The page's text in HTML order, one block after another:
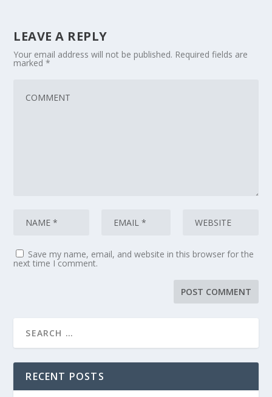
LEAVE A REPLY
Your email address will not be published. Required fields are
marked*
Save my name, email, and website in this browser for the
next time I comment.
RECENT POSTS